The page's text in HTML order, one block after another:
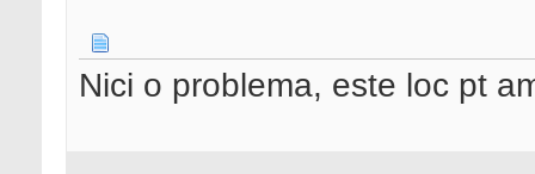
Nici o problema, este loc pt